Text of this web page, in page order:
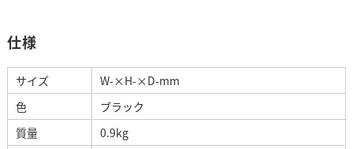
仕様
サイズ
W-×H-×D-mm
色
ブラック
質量
0.9kg